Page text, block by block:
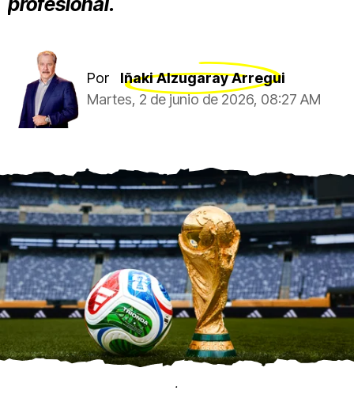
Por
Iñaki Alzugaray Arregui
Martes, 2 de junio de 2026, 08:27 AM
.